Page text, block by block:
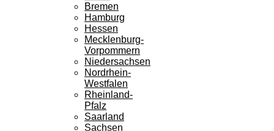
Bremen
Hamburg
Hessen
Mecklenburg-
Vorpommern
Niedersachsen
Nordrhein-
Westfalen
Rheinland-
Pfalz
Saarland
Sachsen